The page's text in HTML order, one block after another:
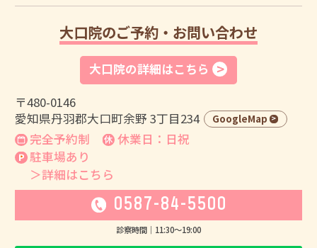
大口院のご予約・お問い合わせ
大口院の詳細はこちら
〒480-0146
愛知県丹羽郡大口町余野 3丁目234
GoogleMap
完全予約制
休業日：日祝
駐車場あり
＞詳細はこちら
0587-84-5500
診察時間｜ 11:30〜19:00